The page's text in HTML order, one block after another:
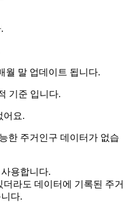
월 말 업데이트 됩니다.
기준 입니다.
어요.
한 주거인구 데이터가 없습
용합니다.
라도 데이터에 기록된 주거
다.